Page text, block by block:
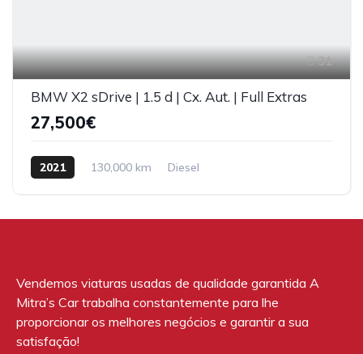
31
BMW X2 sDrive | 1.5 d | Cx. Aut. | Full Extras
27,500€
2021 130,000 km Diesel
Vendemos viaturas usadas de qualidade garantida A
Mitra’s Car trabalha constantemente para lhe
proporcionar os melhores negócios e garantir a sua
satisfação!